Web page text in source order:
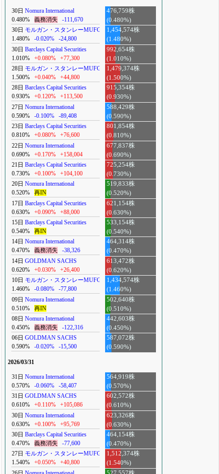
30日 Nomura International
0.480%
義務消失 -111,670
476,759株
(0.480%)
30日 モルガン・スタンレーMUFG
1.480%
-0.020% -24,800
1,454,574株
(1.480%)
30日 Barclays Capital Securities
1.010%
+0.080% +77,300
992,654株
(1.010%)
28日 モルガン・スタンレーMUFG
1.500%
+0.040% +44,800
1,479,374株
(1.500%)
28日 Barclays Capital Securities
0.930%
+0.120% +113,500
915,354株
(0.930%)
27日 Nomura International
0.590%
-0.100% -89,408
588,429株
(0.590%)
23日 Barclays Capital Securities
0.810%
+0.080% +76,600
801,854株
(0.810%)
22日 Nomura International
0.690%
+0.170% +158,004
677,837株
(0.690%)
21日 Barclays Capital Securities
0.730%
+0.100% +104,100
725,254株
(0.730%)
20日 Nomura International
0.520%
再IN
519,833株
(0.520%)
17日 Barclays Capital Securities
0.630%
+0.090% +88,000
621,154株
(0.630%)
15日 Barclays Capital Securities
0.540%
再IN
533,154株
(0.540%)
14日 Nomura International
0.470%
義務消失 -38,326
464,314株
(0.470%)
14日 GOLDMAN SACHS
0.620%
+0.030% +26,400
613,472株
(0.620%)
10日 モルガン・スタンレーMUFG
1.460%
-0.080% -77,800
1,434,574株
(1.460%)
09日 Nomura International
0.510%
再IN
502,640株
(0.510%)
08日 Nomura International
0.450%
義務消失 -122,316
442,603株
(0.450%)
06日 GOLDMAN SACHS
0.590%
-0.020% -15,500
587,072株
(0.590%)
2026/03/31
31日 Nomura International
0.570%
-0.060% -58,407
564,919株
(0.570%)
31日 GOLDMAN SACHS
0.610%
+0.110% +105,086
602,572株
(0.610%)
30日 Nomura International
0.630%
+0.100% +95,769
623,326株
(0.630%)
30日 Barclays Capital Securities
0.470%
義務消失 -77,600
464,154株
(0.470%)
27日 モルガン・スタンレーMUFG
1.540%
+0.050% +40,800
1,512,374株
(1.540%)